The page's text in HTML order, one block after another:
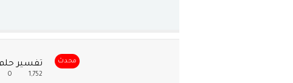
محدث تفسير
1,752